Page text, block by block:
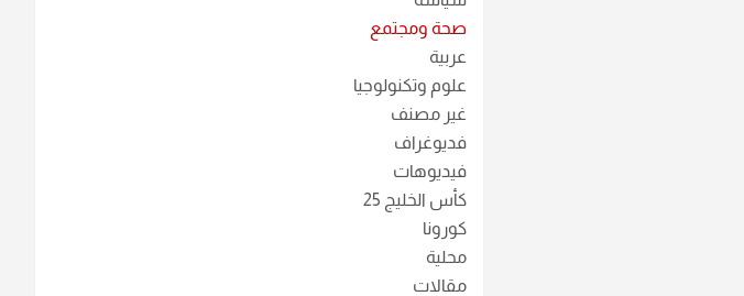
صحة ومجتمع
عربية
علوم وتكنولوجيا
غير مصنف
فديوغراف
فيديوهات
كأس الخليج 25
كورونا
محلية
مقالات